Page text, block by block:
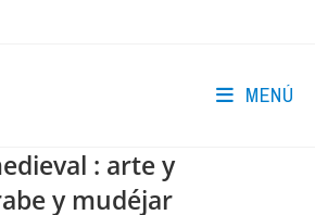
MENÚ
: arte y
y mudéjar